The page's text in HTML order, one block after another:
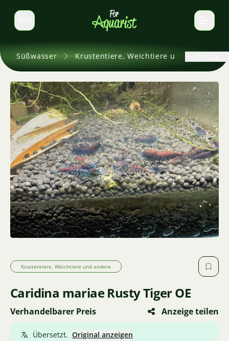
Sprache wechseln
Süßwasser Krustentiere, Weichtiere und andere
Krustentiere, Weichtiere und andere
Caridina mariae Rusty Tiger OE
Verhandelbarer Preis Anzeige teilen
Übersetzt. Original anzeigen